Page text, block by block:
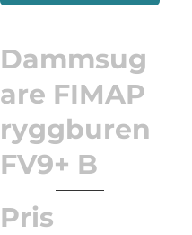
Dammsug
are FIMAP
ryggburen
FV9+ B
Pris